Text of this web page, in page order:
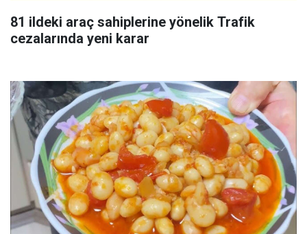
81 ildeki araç sahiplerine yönelik Trafik
cezalarında yeni karar